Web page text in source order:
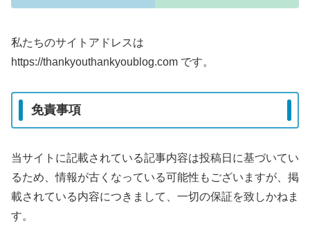
私たちのサイトアドレスは
https://thankyouthankyoublog.com です。
免責事項
当サイトに記載されている記事内容は投稿日に基づいてい
るため、情報が古くなっている可能性もございますが、掲
載されている内容につきまして、一切の保証を致しかねま
す。